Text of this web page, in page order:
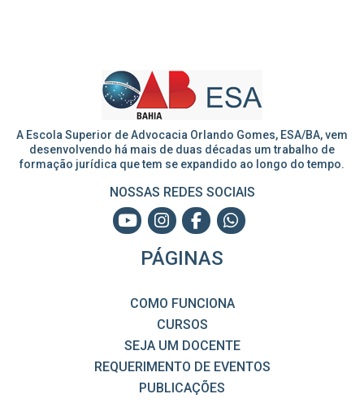
A Escola Superior de Advocacia Orlando Gomes, ESA/BA, vem
desenvolvendo há mais de duas décadas um trabalho de
formação jurídica que tem se expandido ao longo do tempo.
NOSSAS REDES SOCIAIS
PÁGINAS
COMO FUNCIONA
CURSOS
SEJA UM DOCENTE
REQUERIMENTO DE EVENTOS
PUBLICAÇÕES